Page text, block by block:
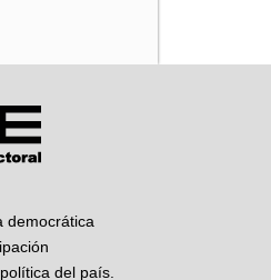
democrática
del país.